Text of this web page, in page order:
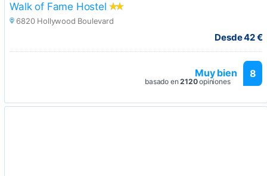
Walk of Fame Hostel
6820 Hollywood Boulevard
Desde 42 €
8
Muy bien
basado en2120opiniones